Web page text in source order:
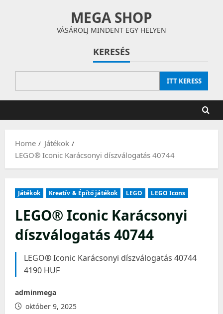
MEGA SHOP
VÁSÁROLJ MINDENT EGY HELYEN
KERESÉS
ITT KERESS
Home
Játékok
LEGO® Iconic Karácsonyi díszválogatás 40744
Játékok Kreatív & Építő játékok LEGO LEGO Icons
LEGO® Iconic Karácsonyi
díszválogatás 40744
LEGO® Iconic Karácsonyi díszválogatás 40744
4190 HUF
adminmega
október 9, 2025